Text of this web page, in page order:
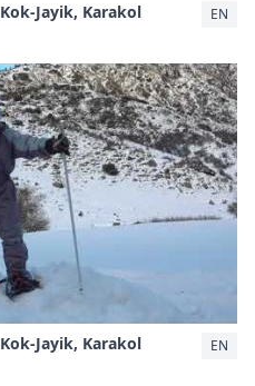
Jayik, Karakol
EN
Jayik, Karakol
EN